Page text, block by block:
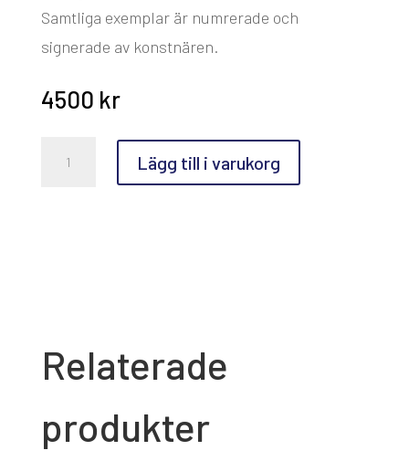
Samtliga exemplar är numrerade och
signerade av konstnären.
4500 kr
Titus-
Lägg till i varukorg
Relaterade
produkter